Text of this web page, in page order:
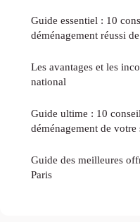
Guide essentiel : 10
déménagement réussi
Les avantages et les
national
Guide ultime : 10
déménagement de
Guide des meilleures
Paris